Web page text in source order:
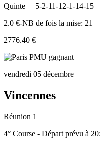
Quinte
5-2-11-12-1-14-15
2.0 €-NB de fois la mise: 21
2776.40 €
vendredi 05 décembre
Vincennes
Réunion 1
4° Course - Départ prévu à